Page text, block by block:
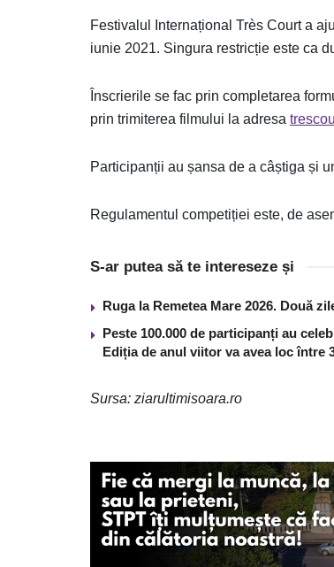
Festivalul Internațional Très Court a
iunie 2021. Singura restricție este ca
Înscrierile se fac prin completarea
prin trimiterea filmului la adresa
Participanții au șansa de a câștiga și
Regulamentul competiției este, de
S-ar putea să te intereseze și
Ruga la Remetea Mare 2026. Două
Peste 100.000 de participanți au
Ediția de anul viitor va avea loc între
Sursa: ziarultimisoara.ro